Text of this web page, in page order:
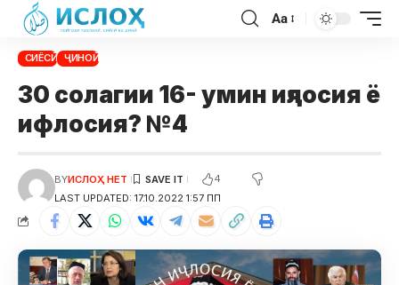
Aa
СИЁСӢ ҶИНОӢ
30 солагии 16- умин иҷлосия ё
ифлосия? №4
LAST UPDATED: 17.10.2022 1:57 ПП
BYИСЛОҲ НЕТ 4